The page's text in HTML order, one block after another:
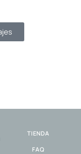
TIENDA
FAQ